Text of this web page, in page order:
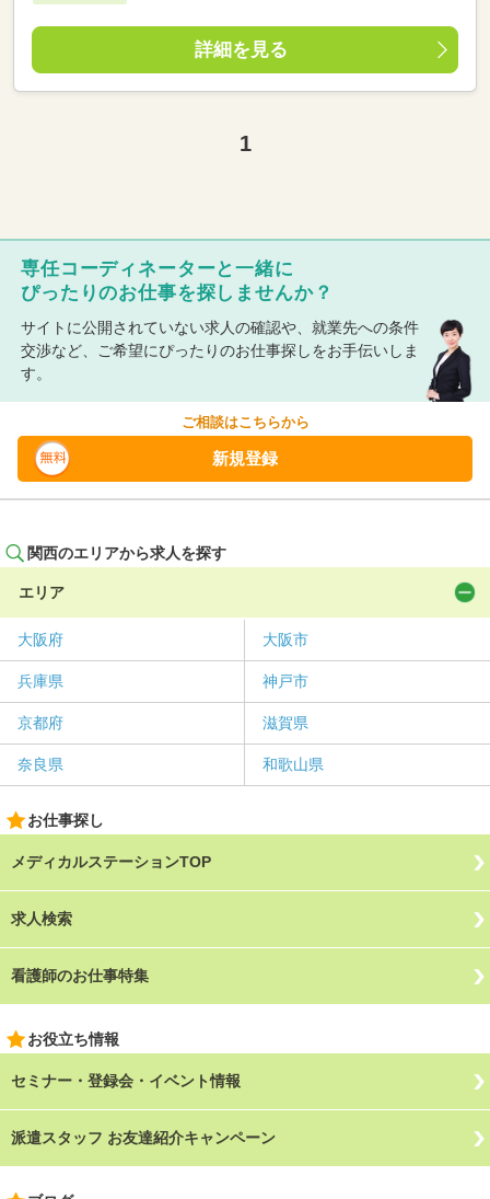
詳細を見る
1
専任コーディネーターと一緒に
ぴったりのお仕事を探しませんか？
サイトに公開されていない求人の確認や、就業先への条件
交渉など、ご希望にぴったりのお仕事探しをお手伝いしま
す。
ご相談はこちらから
新規登録
関西のエリアから求人を探す
エリア
大阪府 大阪市
兵庫県 神戸市
京都府 滋賀県
奈良県 和歌山県
お仕事探し
メディカルステーションTOP
求人検索
看護師のお仕事特集
お役立ち情報
セミナー・登録会・イベント情報
派遣スタッフ お友達紹介キャンペーン